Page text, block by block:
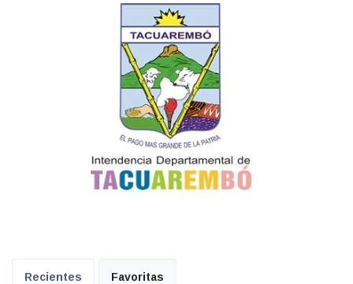
Recientes Favoritas